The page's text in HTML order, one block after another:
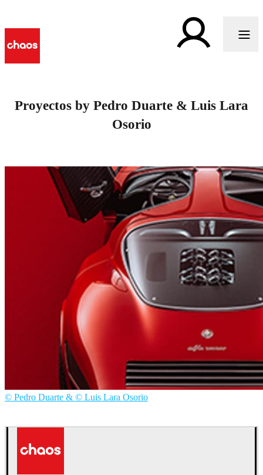
Proyectos by Pedro Duarte & Luis Lara
Osorio
© Pedro Duarte & © Luis Lara Osorio